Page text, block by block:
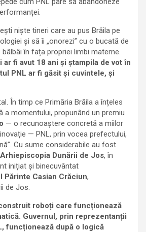
niște tineri care au pus Brăila pe
și să îi „onorezi” cu o bucată de
în fața propriei limbi materne.
ar fi avut 18 ani și ștampila de vot în
PNL ar fi găsit și cuvintele, și
În timp ce Primăria Brăila a înțeles
a momentului, propunând un premiu
— o recunoaștere concretă a miilor
— PNL, prin vocea prefectului,
Cu sume considerabile au fost
Arhiepiscopia Dunării de Jos, în
inițiat și binecuvântat
Părinte Casian Crăciun,
de Jos.
roboți care funcționează
Guvernul, prin reprezentanții
funcționează după o logică